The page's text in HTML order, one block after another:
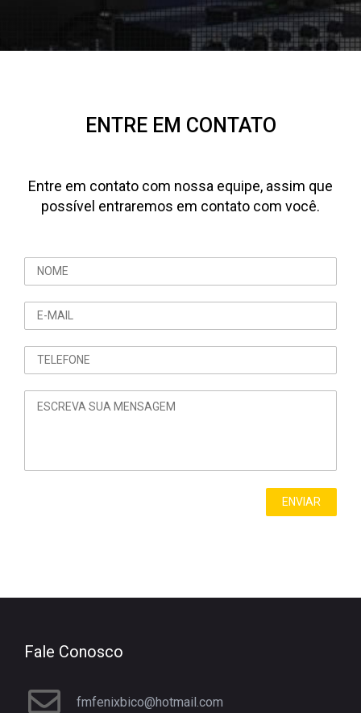
ENTRE EM CONTATO
Entre em contato com nossa equipe, assim que
possível entraremos em contato com você.
Fale Conosco
fmfenixbico@hotmail.com